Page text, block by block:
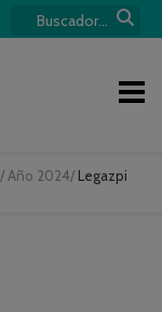
/ Año 2024/ Legazpi